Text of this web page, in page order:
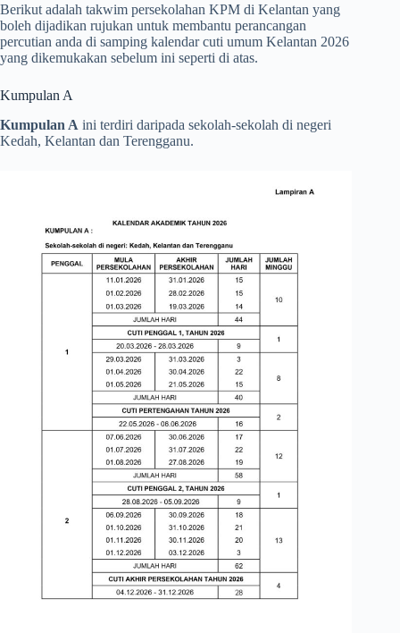
Berikut adalah takwim persekolahan KPM di Kelantan yang
boleh dijadikan rujukan untuk membantu perancangan
percutian anda di samping kalendar cuti umum Kelantan 2026
yang dikemukakan sebelum ini seperti di atas.
Kumpulan A
Kumpulan A ini terdiri daripada sekolah-sekolah di negeri
Kedah, Kelantan dan Terengganu.